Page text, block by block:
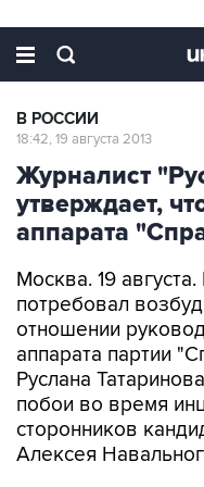
В РОССИИ
18:42, 19 августа 2013
Журналист
утверждает,
аппарата
Москва. 19
потребовал
отношении
аппарата партии
Руслана
побои во время
сторонников
Алексея